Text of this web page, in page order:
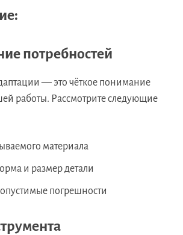
потребностей
— это чёткое понимание
работы. Рассмотрите следующие
материала
и размер детали
погрешности